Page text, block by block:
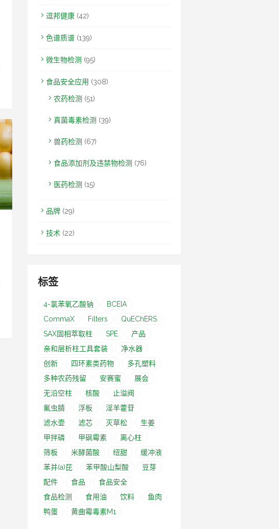
逗邦健康 (42)
色谱质谱 (139)
微生物检测 (95)
食品安全应用 (308)
农药检测 (51)
真菌毒素检测 (39)
兽药检测 (67)
食品添加剂及违禁物检测 (76)
医药检测 (15)
品牌 (29)
技术 (22)
标签
4-氯苯氧乙酸钠
BCEIA
CommaX
Filters
QuEChERS
SAX固相萃取柱
SPE
产品
亲和层析柱工具套装
净水器
创新
四环素类药物
多孔塑料
多种农药残留
安赛蜜
展会
无沿空柱
核酸
止溢阀
氟虫腈
浮板
淫羊藿苷
滤水壶
滤芯 灭草松
生姜
甲拌磷
甲砜霉素
离心柱
筛板
米酵菌酸 纽甜
缓冲液
苯并(a)芘
苯甲酸山梨酸
豆芽
配件
食品
食品安全
食品检测
食用油 饮料
鱼肉
鸭蛋
黄曲霉毒素M1